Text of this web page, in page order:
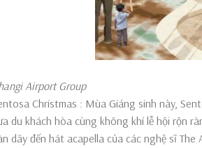
Airport Group
Christmas : Mùa Giáng sinh này,
du khách hòa cùng không khí lễ hội rộn
dây đến hát acapella của các nghệ sĩ